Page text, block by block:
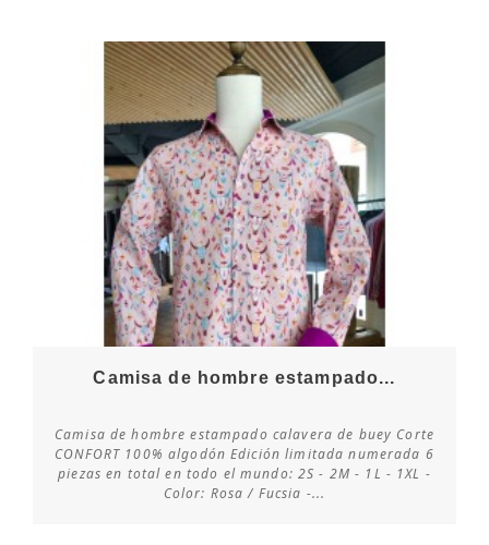
Consultar disponibilidad
Camisa de hombre estampado...
Camisa de hombre estampado calavera de buey Corte
CONFORT 100% algodón Edición limitada numerada 6
piezas en total en todo el mundo: 2S - 2M - 1L - 1XL -
Color: Rosa / Fucsia -...